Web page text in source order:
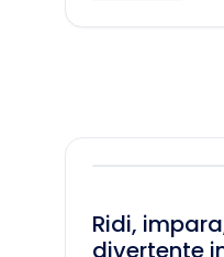
Ridi,
divertente